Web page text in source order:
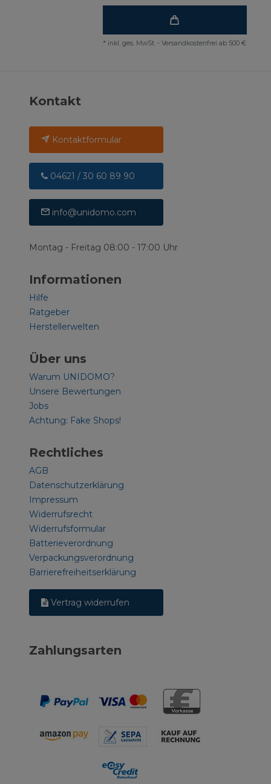
* inkl. ges. MwSt. - Versandkostenfrei ab 500 €
Kontakt
Kontaktformular
04621 / 30 60 89 90
info@unidomo.com
Montag - Freitag 08:00 - 17:00 Uhr
Informationen
Hilfe
Ratgeber
Herstellerwelten
Über uns
Warum UNIDOMO?
Unsere Bewertungen
Jobs
Achtung: Fake Shops!
Rechtliches
AGB
Datenschutzerklärung
Impressum
Widerrufsrecht
Widerrufsformular
Batterieverordnung
Verpackungsverordnung
Barrierefreiheitserklärung
Vertrag widerrufen
Zahlungsarten